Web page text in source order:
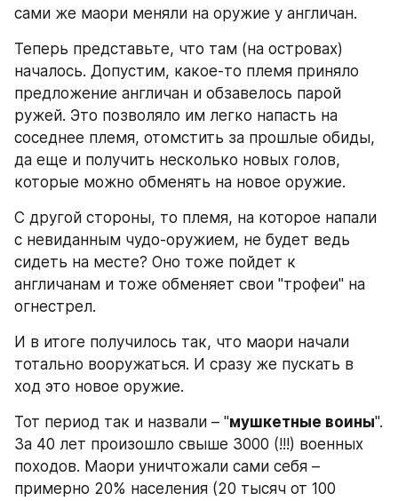
сами же маори меняли на оружие у англичан.
Теперь представьте, что там (на островах)
началось. Допустим, какое-то племя приняло
предложение англичан и обзавелось парой
ружей. Это позволяло им легко напасть на
соседнее племя, отомстить за прошлые обиды,
да еще и получить несколько новых голов,
которые можно обменять на новое оружие.
С другой стороны, то племя, на которое напали
с невиданным чудо-оружием, не будет ведь
сидеть на месте? Оно тоже пойдет к
англичанам и тоже обменяет свои "трофеи" на
огнестрел.
И в итоге получилось так, что маори начали
тотально вооружаться. И сразу же пускать в
ход это новое оружие.
Тот период так и назвали – "мушкетные воины".
За 40 лет произошло свыше 3000 (!!!) военных
походов. Маори уничтожали сами себя –
примерно 20% населения (20 тысяч от 100